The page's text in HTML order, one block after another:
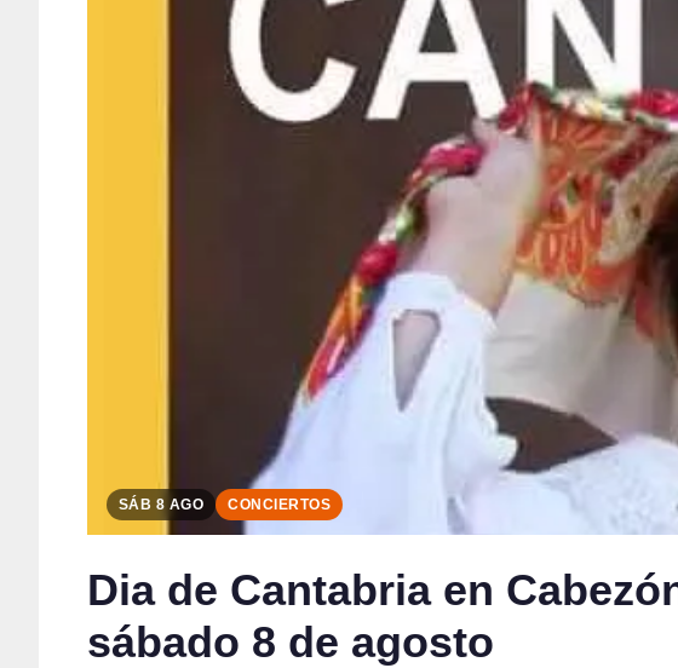
SÁB 8 AGO CONCIERTOS
Dia de Cantabria en
sábado 8 de agosto